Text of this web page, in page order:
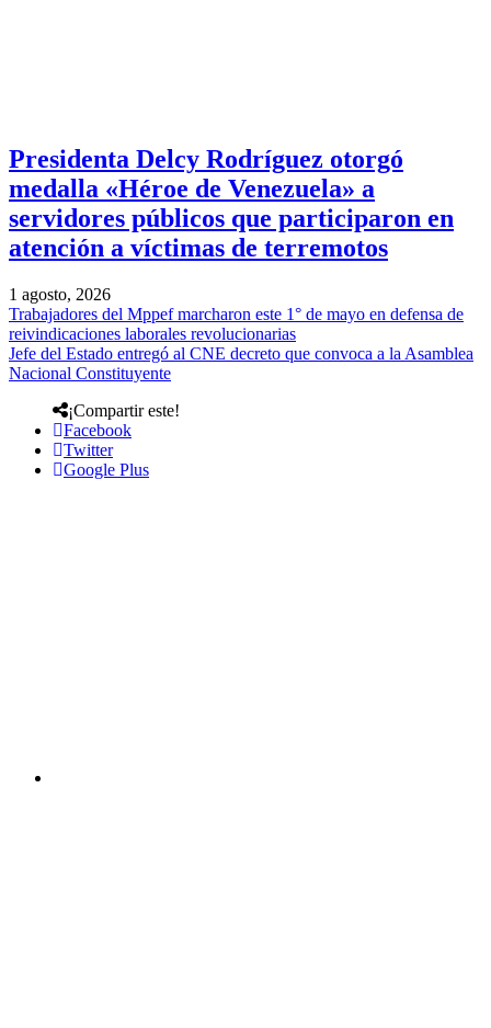
Presidenta Delcy Rodríguez otorgó
medalla «Héroe de Venezuela» a
servidores públicos que participaron en
atención a víctimas de terremotos
1 agosto, 2026
Trabajadores del Mppef marcharon este 1° de mayo en defensa de
reivindicaciones laborales revolucionarias
Jefe del Estado entregó al CNE decreto que convoca a la Asamblea
Nacional Constituyente
¡Compartir este!
Facebook
Twitter
Google Plus